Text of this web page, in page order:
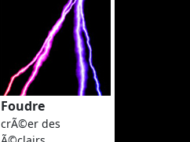
Foudre
crÃ©er des